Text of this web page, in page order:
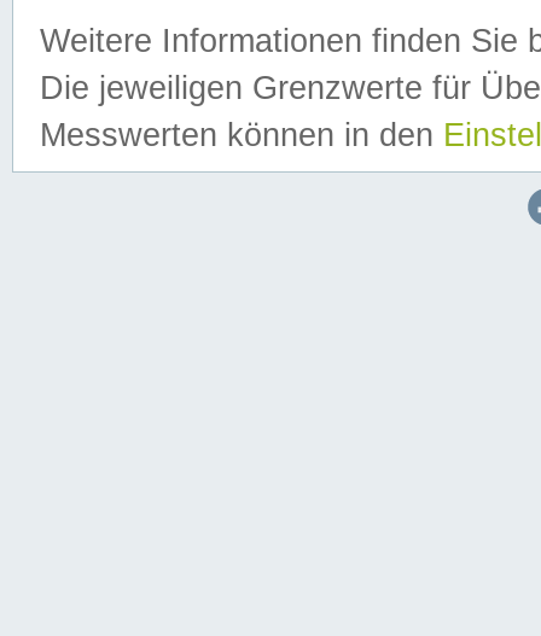
Weitere Informationen finden Sie
Die jeweiligen Grenzwerte für
Messwerten können in den